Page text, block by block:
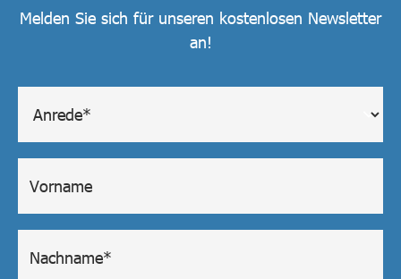
Melden Sie sich für unseren kostenlosen Newsletter
an!